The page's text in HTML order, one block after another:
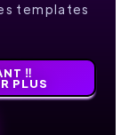
templates
‼️
PLUS